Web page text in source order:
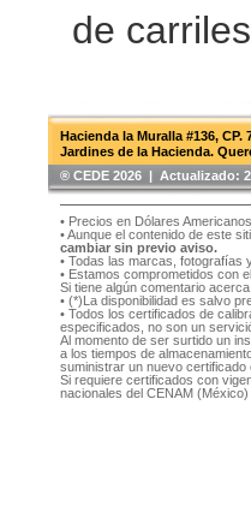
de
Hacienda la Muralla #136, CP.
Jardines de la Hacienda.
®️ CEDE 2026 | Actualizado:
• Precios en Dólares
• Aunque el contenido de este
cambiar sin previo aviso.
• Todas las marcas, fotografías
• Estamos comprometidos con
Si tiene algún comentario
• (*)La disponibilidad es salvo
• Todos los certificados de
especificados, no son un
Al momento de ser surtido un
a los tiempos de
suministrar un nuevo
Si requiere certificados con
nacionales del CENAM